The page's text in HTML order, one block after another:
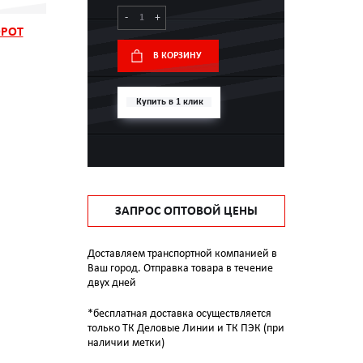
- +
В КОРЗИНУ
Купить в 1 клик
ЗАПРОС ОПТОВОЙ ЦЕНЫ
Доставляем транспортной компанией в
Ваш город. Отправка товара в течение
двух дней
*бесплатная доставка осуществляется
только ТК Деловые Линии и ТК ПЭК (при
наличии метки)